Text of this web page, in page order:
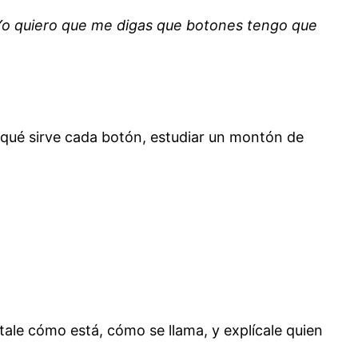
quiero que me digas que botones tengo que
sirve cada botón, estudiar un montón de
cómo está, cómo se llama, y explícale quien